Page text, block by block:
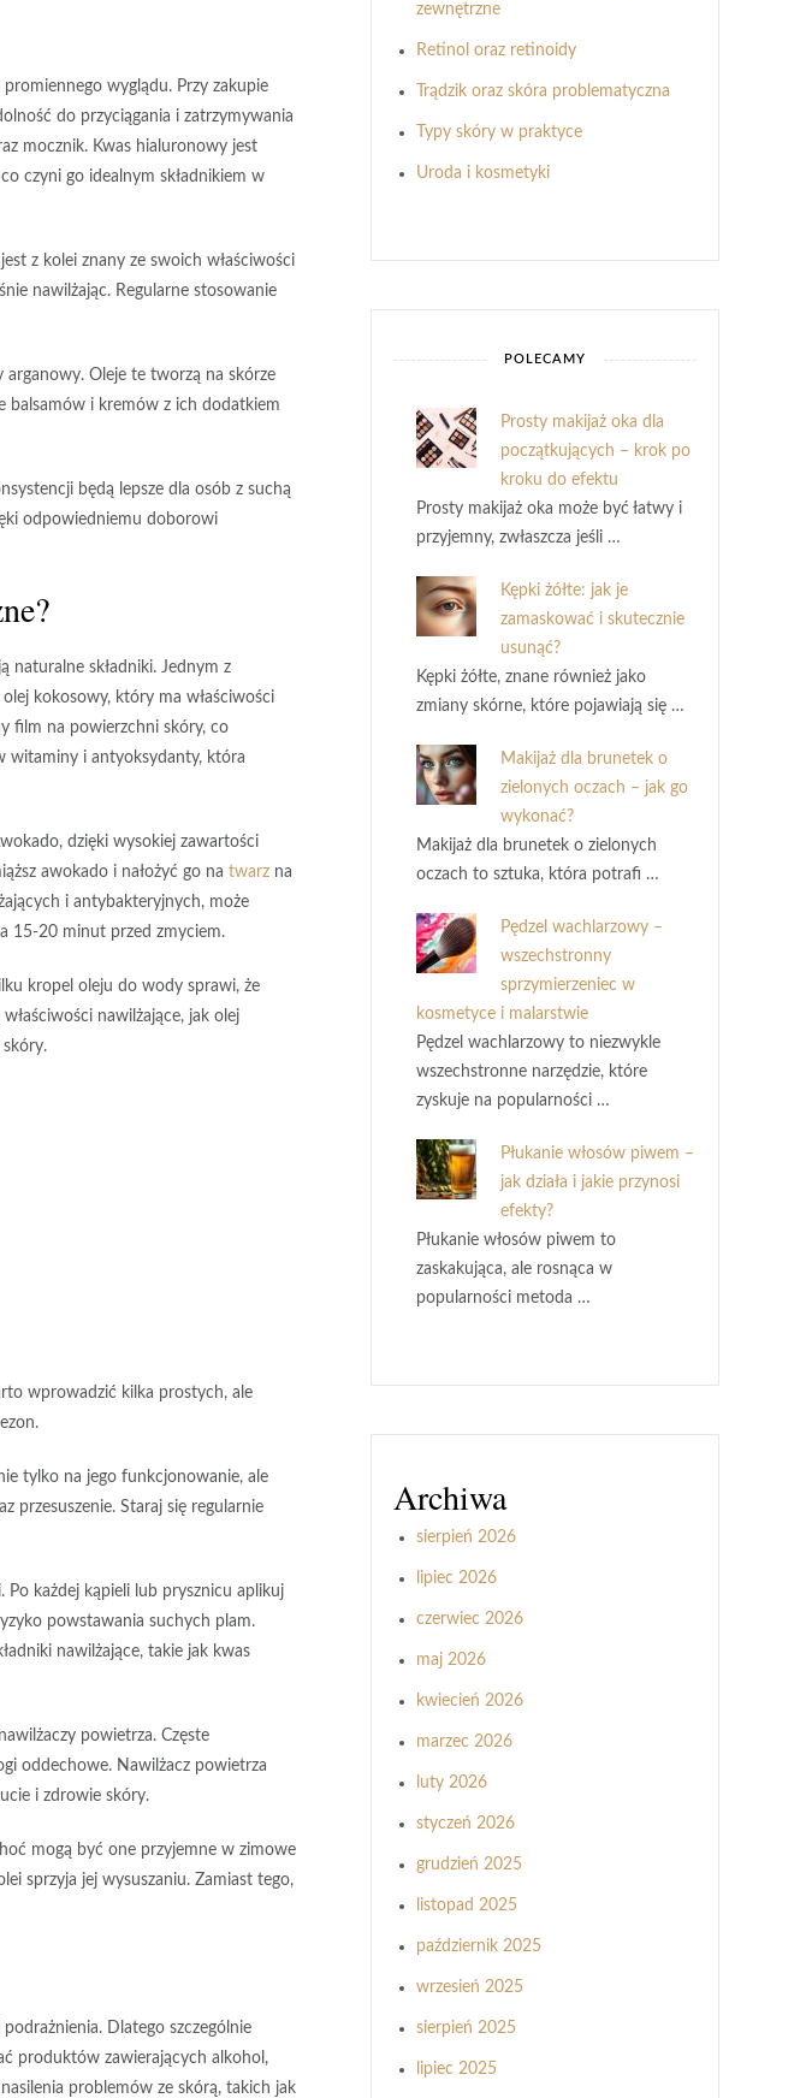
wyglądu. Przy zakupie
do przyciągania i zatrzymywania
mocznik. Kwas hialuronowy jest
czyni go idealnym składnikiem w
z kolei znany ze swoich właściwości
nawilżając. Regularne stosowanie
arganowy. Oleje te tworzą na skórze
balsamów i kremów z ich dodatkiem
będą lepsze dla osób z suchą
odpowiedniemu doborowi
składniki. Jednym z
kokosowy, który ma właściwości
film na powierzchni skóry, co
witaminy i antyoksydanty, która
, dzięki wysokiej zawartości
awokado i nałożyć go na twarz na
i antybakteryjnych, może
15-20 minut przed zmyciem.
kropel oleju do wody sprawi, że
nawilżające, jak olej
skóry.
wprowadzić kilka prostych, ale
tylko na jego funkcjonowanie, ale
przesuszenie. Staraj się regularnie
każdej kąpieli lub prysznicu aplikuj
powstawania suchych plam.
nawilżające, takie jak kwas
powietrza. Częste
oddechowe. Nawilżacz powietrza
i zdrowie skóry.
mogą być one przyjemne w zimowe
sprzyja jej wysuszaniu. Zamiast tego,
Dlatego szczególnie
produktów zawierających alkohol ,
problemów ze skórą, takich jak
zewnętrzne
Retinol oraz retinoidy
Trądzik oraz skóra problematyczna
Typy skóry w praktyce
Uroda i kosmetyki
POLECAMY
Prosty makijaż oka dla
początkujących – krok po
kroku do efektu
Prosty makijaż oka może być łatwy i
przyjemny, zwłaszcza jeśli …
Kępki żółte: jak je
zamaskować i skutecznie
usunąć?
Kępki żółte, znane również jako
zmiany skórne, które pojawiają się …
Makijaż dla brunetek o
zielonych oczach – jak go
wykonać?
Makijaż dla brunetek o zielonych
oczach to sztuka, która potrafi …
Pędzel wachlarzowy –
wszechstronny
sprzymierzeniec w
kosmetyce i malarstwie
Pędzel wachlarzowy to niezwykle
wszechstronne narzędzie, które
zyskuje na popularności …
Płukanie włosów piwem –
jak działa i jakie przynosi
efekty?
Płukanie włosów piwem to
zaskakująca, ale rosnąca w
popularności metoda …
Archiwa
sierpień 2026
lipiec 2026
czerwiec 2026
maj 2026
kwiecień 2026
marzec 2026
luty 2026
styczeń 2026
grudzień 2025
listopad 2025
październik 2025
wrzesień 2025
sierpień 2025
lipiec 2025